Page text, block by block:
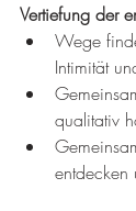
Vertiefung der
Wege
Intimität
qualitativ
entdecken